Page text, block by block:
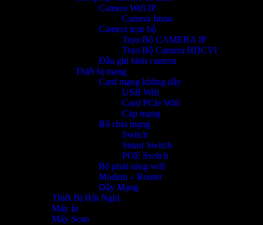
Camera Wifi IP
Camera Imou
Camera trọn bộ
Trọn Bộ CAMERA IP
Trọn Bộ Camera HDCVI
Đầu ghi hình camera
Thiết bị mạng
Card mạng không dây
USB Wifi
Card PCIe Wifi
Cáp mạng
Bộ chia mạng
Switch
Smart Switch
POE Switch
Bộ phát sóng wifi
Modem – Router
Dây Mạng
Thiết Bị Hội Nghị
Máy In
Máy Scan